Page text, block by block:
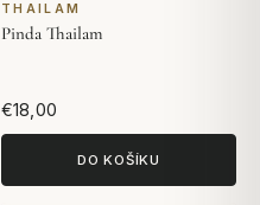
THAILAM
Pinda Thailam
€18,00
DO KOŠÍKU